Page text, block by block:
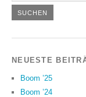
NEUESTE
Boom ’25
Boom ’24